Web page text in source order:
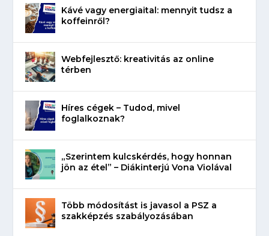
Kávé vagy energiaital: mennyit tudsz a
koffeinről?
Webfejlesztő: kreativitás az online
térben
Híres cégek – Tudod, mivel
foglalkoznak?
„Szerintem kulcskérdés, hogy honnan
jön az étel” – Diákinterjú Vona Violával
Több módosítást is javasol a PSZ a
szakképzés szabályozásában